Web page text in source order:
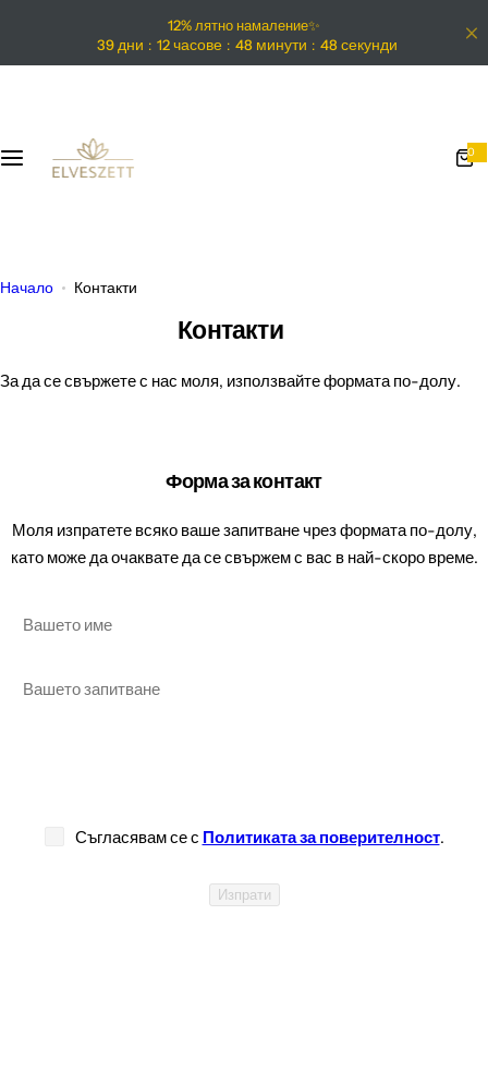
12% лятно намаление✨
39дни 12часове 48 минути 48 секунди
0
0
i
Начало Контакти
Контакти
За да се свържете с нас моля, използвайте формата по-долу.
Форма за контакт
Моля изпратете всяко ваше запитване чрез формата по-долу,
като може да очаквате да се свържем с вас в най-скоро време.
Вашето име
Вашето запитване
Съгласявам се с Политиката за поверителност.
Изпрати
i
o
e